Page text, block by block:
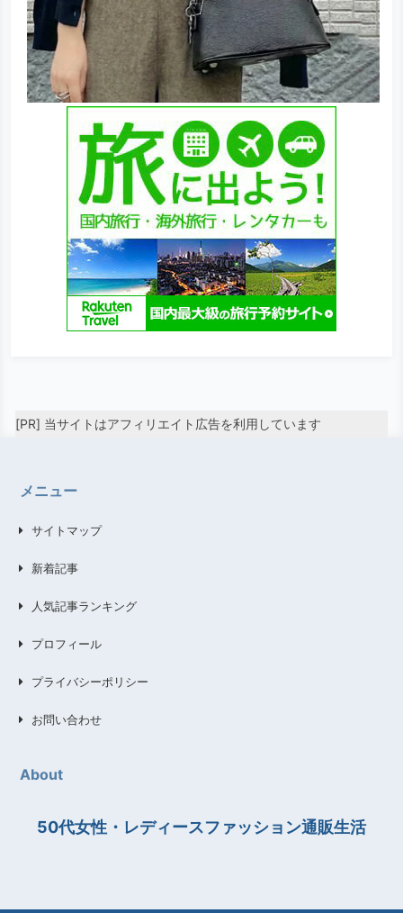
[PR] 当サイトはアフィリエイト広告を利用しています
メニュー
サイトマップ
新着記事
人気記事ランキング
プロフィール
プライバシーポリシー
お問い合わせ
About
50代女性・レディースファッション通販生活